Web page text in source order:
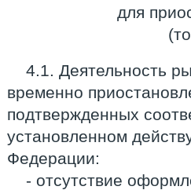
для
4.1. Деятельность
временно
подтвержденных
установленном
Федерации:
- отсутствие